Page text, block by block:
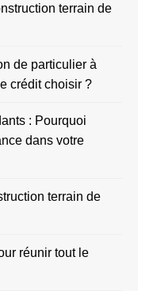
terrain de
de particulier à
crédit choisir ?
: Pourquoi
dans votre
terrain de
réunir tout le